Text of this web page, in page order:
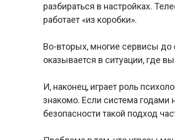
разбираться в настройках.
работает «из коробки».
Во-вторых, многие сервисы до
оказывается в ситуации, где
И, наконец, играет роль
знакомо. Если система годами
безопасности такой подход